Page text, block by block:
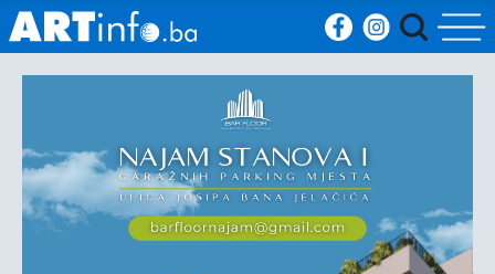
Vijesti
Sport